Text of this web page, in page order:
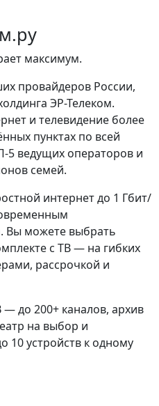
максимум.
провайдеров России,
ЭР-Телеком.
и телевидение более
пунктах по всей
5 ведущих операторов и
семей.
интернет до 1 Гбит/
Вы можете выбрать
с ТВ — на гибких
рассрочкой и
до 200+ каналов, архив
на выбор и
10 устройств к одному